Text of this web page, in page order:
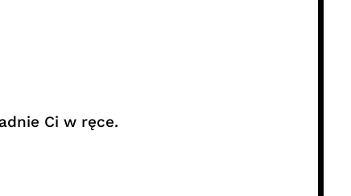
Ci w ręce.